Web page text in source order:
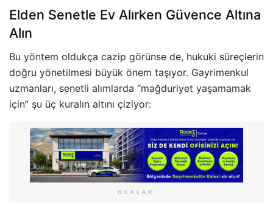
Elden Senetle Ev Alırken Güvence Altına
Alın
Bu yöntem oldukça cazip görünse de, hukuki süreçlerin
doğru yönetilmesi büyük önem taşıyor. Gayrimenkul
uzmanları, senetli alımlarda “mağduriyet yaşamamak
için” şu üç kuralın altını çiziyor:
REKLAM